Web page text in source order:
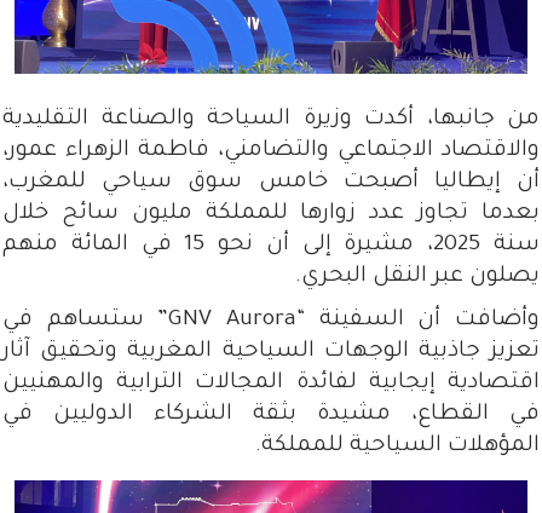
من جانبها، أكدت وزيرة السياحة والصناعة التقليدية
والاقتصاد الاجتماعي والتضامني، فاطمة الزهراء عمور،
أن إيطاليا أصبحت خامس سوق سياحي للمغرب،
بعدما تجاوز عدد زوارها للمملكة مليون سائح خلال
سنة 2025، مشيرة إلى أن نحو 15 في المائة منهم
يصلون عبر النقل البحري.
وأضافت أن السفينة “GNV Aurora” ستساهم في
تعزيز جاذبية الوجهات السياحية المغربية وتحقيق آثار
اقتصادية إيجابية لفائدة المجالات الترابية والمهنيين
في القطاع، مشيدة بثقة الشركاء الدوليين في
المؤهلات السياحية للمملكة.